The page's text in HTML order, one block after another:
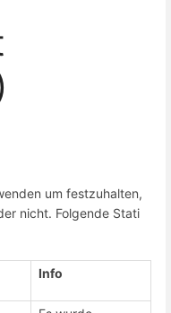
um festzuhalten,
nicht. Folgende Stati
Info